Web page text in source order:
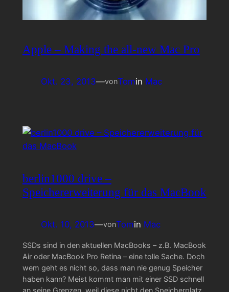
Apple – Making the all-new Mac Pro
Okt. 23, 2013—vonTomin Mac
berlin1000 drive –
Speichererweiterung für das MacBook
Okt. 10, 2013—vonTomin Mac
SSDs sind in den aktuellen MacBooks – z.B. MacBook
Air oder MacBook Pro Retina – eine tolle Sache. Doch
wem geht es nicht so, dass man nie genug Speicher
haben kann? Meist kommt man mit einer SSD schnell
an seine Grenzen, weil diese nicht den Speicherplatz